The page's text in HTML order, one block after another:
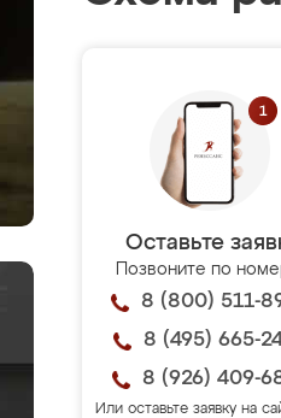
Оставьте
Позвоните по
8 (800) 511-
8 (495) 665-
8 (926) 409-
Или оставьте заявку на